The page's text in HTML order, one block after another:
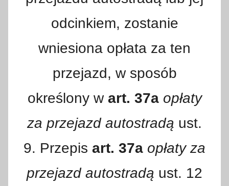
odcinkiem, zostanie
wniesiona opłata za ten
przejazd, w sposób
określony w art. 37a opłaty
za przejazd autostradą ust.
9. Przepis art. 37a opłaty za
przejazd autostradą ust. 12